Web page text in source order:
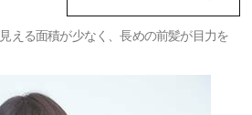
える面積が少なく、長めの前髪が目力を